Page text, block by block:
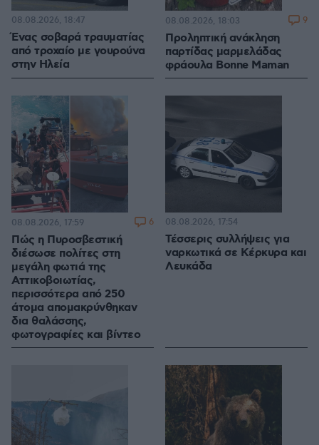
Ένας σοβαρά τραυματίας
από τροχαίο με γουρούνα
στην Ηλεία
08.08.2026, 18:47
Προληπτική ανάκληση
παρτίδας μαρμελάδας
φράουλα Bonne Maman
08.08.2026, 18:03 9
Πώς η Πυροσβεστική
διέσωσε πολίτες στη
μεγάλη φωτιά της
Αττικοβοιωτίας,
περισσότερα από 250
άτομα απομακρύνθηκαν
δια θαλάσσης,
φωτογραφίες και βίντεο
08.08.2026, 17:59 6
Τέσσερις συλλήψεις για
ναρκωτικά σε Κέρκυρα και
Λευκάδα
08.08.2026, 17:54